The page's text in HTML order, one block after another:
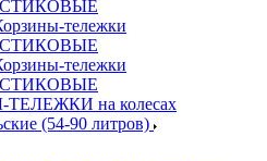
тележки
тележки
на колесах
(54-90 литров)